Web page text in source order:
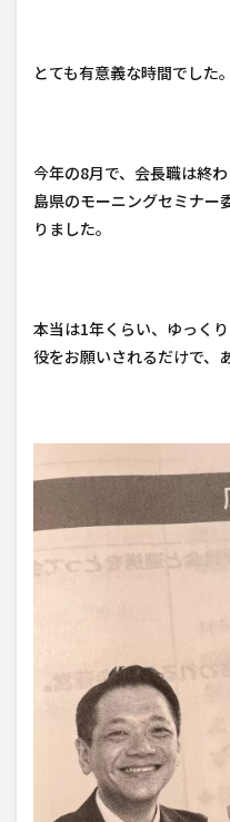
とても有意義な時間でした。
今年の8月で、会長職は終
島県のモーニングセミナー
りました。
本当は1年くらい、ゆっく
役をお願いされるだけで、